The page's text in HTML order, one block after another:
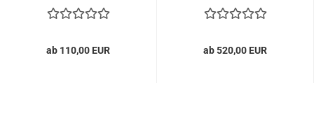
ab 110,00 EUR ab 520,00 EUR